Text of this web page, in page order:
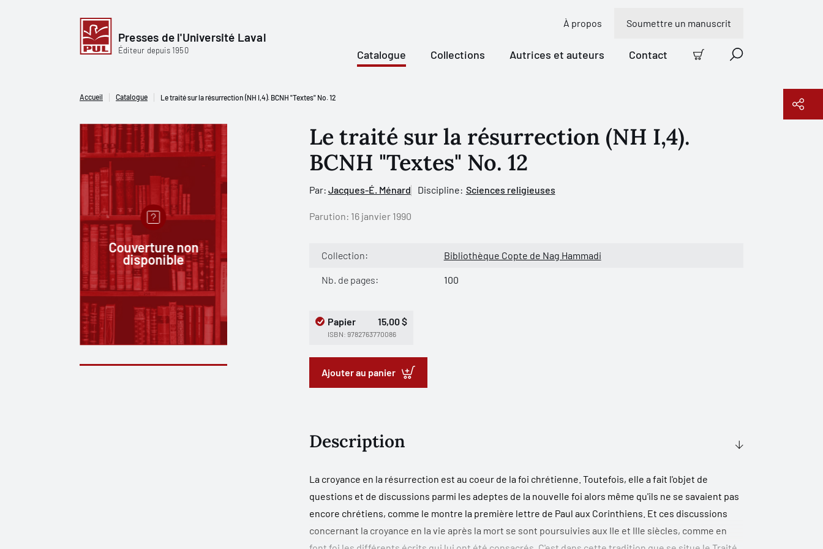
Presses de l'Université Laval
Éditeur depuis 1950
À propos Soumettre un manuscrit
Catalogue Collections Autrices et auteurs Contact
Panier Recherche
Accueil Catalogue Le traité sur la résurrection (NH I,4). BCNH "Textes" No. 12
Couverture non
disponible
Le traité sur la résurrection (NH I,4).
BCNH "Textes" No. 12
Par: Jacques-É. Ménard Discipline: Sciences religieuses
Parution: 16 janvier 1990
Collection: Bibliothèque Copte de Nag Hammadi
Nb. de pages: 100
Papier 15,00 $
ISBN: 9782763770086
Ajouter au panier
Description
La croyance en la résurrection est au coeur de la foi chrétienne. Toutefois, elle a fait l'objet de
questions et de discussions parmi les adeptes de la nouvelle foi alors même qu'ils ne se savaient pas
encore chrétiens, comme le montre la première lettre de Paul aux Corinthiens. Et ces discussions
concernant la croyance en la vie après la mort se sont poursuivies aux IIe et IIIe siècles, comme en